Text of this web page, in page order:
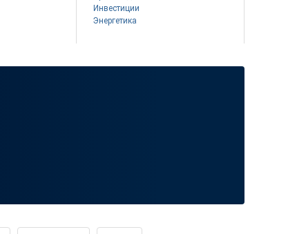
Инвестиции
Энергетика